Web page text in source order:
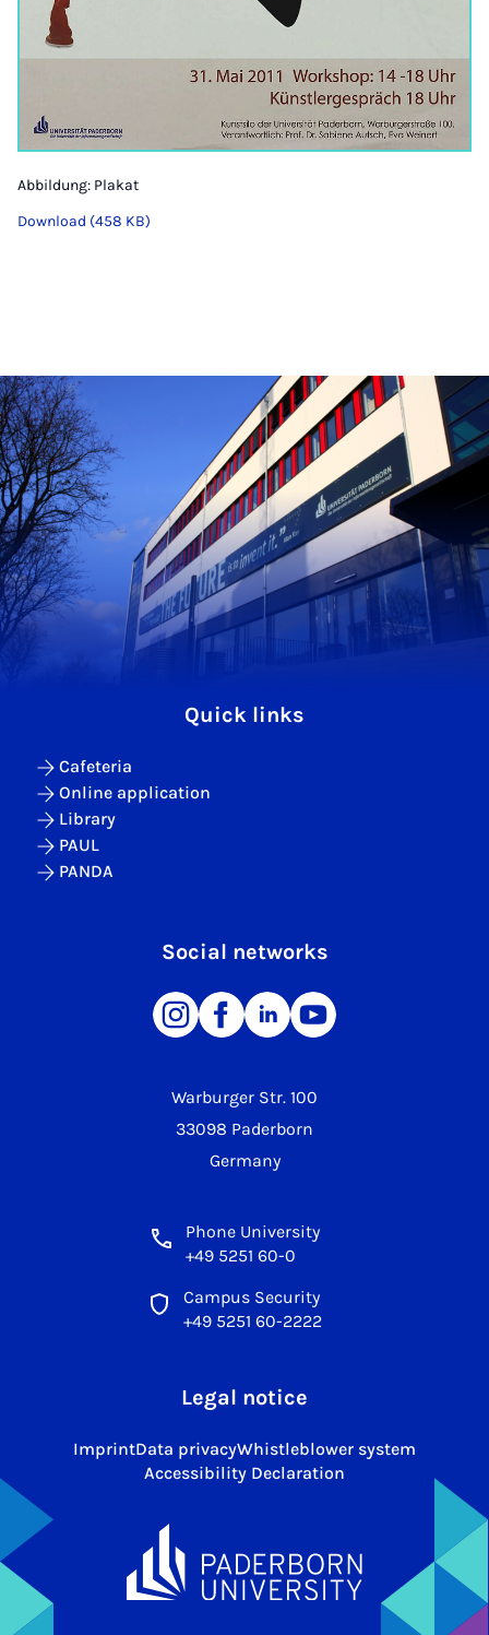
Abbildung: Plakat
Download (458 KB)
Warburger Str. 100
33098 Paderborn
Germany
Phone University
+49 5251 60-0
Campus Security
+49 5251 60-2222
Quick links
Cafeteria
Online application
Library
PAUL
PANDA
Social networks
Legal notice
ImprintData privacyWhistleblower system
Accessibility Declaration